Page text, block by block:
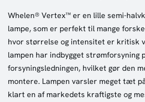
Whelen® Vertex™ er en lille semi-
lampe, som er perfekt til mange
hvor størrelse og intensitet er kritisk
lampen har indbygget strømforsyning
forsyningsledningen, hvilket gør den
montere. Lampen varsler meget tæt
klart en af markedets kraftigste og